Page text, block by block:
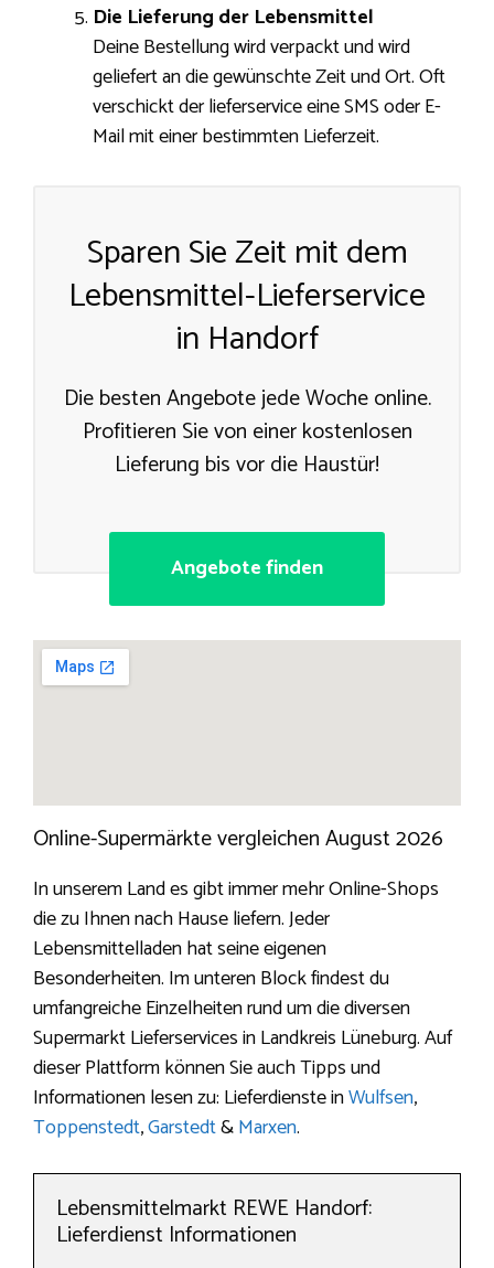
Die Lieferung der Lebensmittel
Deine Bestellung wird verpackt und wird
geliefert an die gewünschte Zeit und Ort. Oft
verschickt der lieferservice eine SMS oder E-
Mail mit einer bestimmten Lieferzeit.
Sparen Sie Zeit mit dem
Lebensmittel-Lieferservice
in Handorf
Die besten Angebote jede Woche online.
Profitieren Sie von einer kostenlosen
Lieferung bis vor die Haustür!
Angebote finden
Online-Supermärkte vergleichen August 2026
In unserem Land es gibt immer mehr Online-Shops
die zu Ihnen nach Hause liefern. Jeder
Lebensmittelladen hat seine eigenen
Besonderheiten. Im unteren Block findest du
umfangreiche Einzelheiten rund um die diversen
Supermarkt Lieferservices in Landkreis Lüneburg. Auf
dieser Plattform können Sie auch Tipps und
Informationen lesen zu: Lieferdienste inWulfsen,
Toppenstedt,Garstedt&Marxen.
Lebensmittelmarkt REWE Handorf:
Lieferdienst Informationen